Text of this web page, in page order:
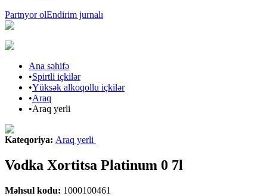
Partnyor olEndirim jurnalı
Ana səhifə
•Spirtli içkilər
•Yüksək alkoqollu içkilər
•Araq
•Araq yerli
Kateqoriya: Araq yerli
Vodka Xortitsa Platinum 0 7l
Məhsul kodu: 1000100461